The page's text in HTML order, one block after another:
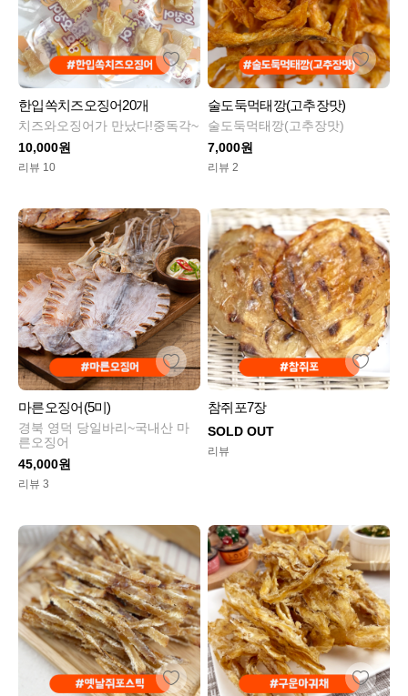
한입쏙치즈오징어20개
치즈와오징어가 만났다!중독각~
10,000원
리뷰 10
술도둑먹태깡(고추장맛)
술도둑먹태깡(고추장맛)
7,000원
리뷰 2
마른오징어(5미)
경북 영덕 당일바리~국내산 마
른오징어
45,000원
리뷰 3
참쥐포7장
SOLD OUT
리뷰